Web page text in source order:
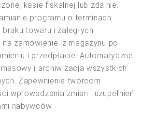
kasie fiskalnej lub zdalnie.
programu o terminach
towaru i zaległych
na zamówienie iz magazynu po
i przedpłacie. Automatyczne
i archiwizacja wszystkich
Zapewnienie twórcom
wprowadzania zmian i uzupełnień
nabywców.